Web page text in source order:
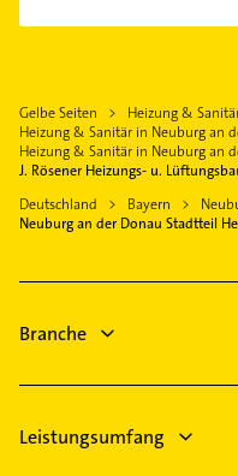
Eitensheim
Gaimersheim
Karlskron
Burgheim
Ingolstadt Donau
Allgemeinarzt
Arzt
Gebäudereinigung
Immobilienmakler
Maler
Gelbe Seiten
Heizung &
Heizung & Sanitär in Neuburg an
Heizung & Sanitär in Neuburg an
J. Rösener Heizungs- u.
Deutschland
Bayern
Neuburg an der Donau Stadtteil
Branche
Leistungsumfang